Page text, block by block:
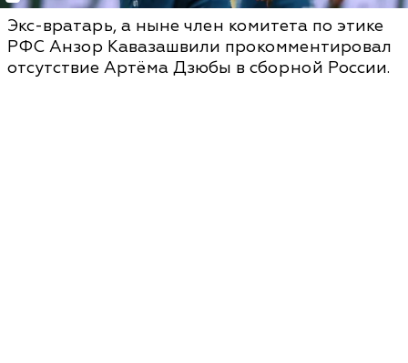
Экс-вратарь, а ныне член комитета по этике
РФС Анзор Кавазашвили прокомментировал
отсутствие Артёма Дзюбы в сборной России.